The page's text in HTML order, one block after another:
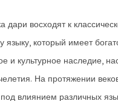
дари восходят к
языку, который имеет
и культурное наследие,
На протяжении
влиянием различных